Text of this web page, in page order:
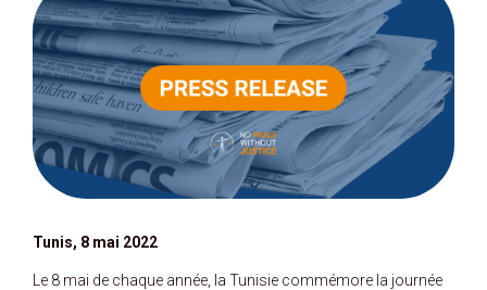
Tunis, 8 mai 2022
Le 8 mai de chaque année, la Tunisie commémore la journée